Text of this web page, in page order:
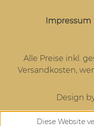
Impressum
Alle Preise inkl.
Versandkosten,
Design
Diese Website